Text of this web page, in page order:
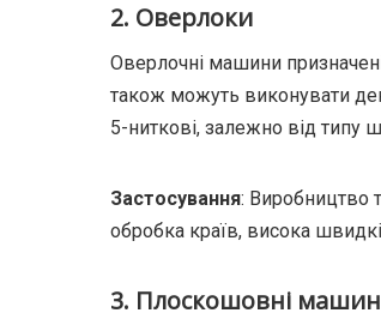
2. Оверлоки
Оверлочні машини
також можуть виконувати
5-ниткові, залежно від типу
Застосування: Виробництво
обробка країв, висока
3. Плоскошовні